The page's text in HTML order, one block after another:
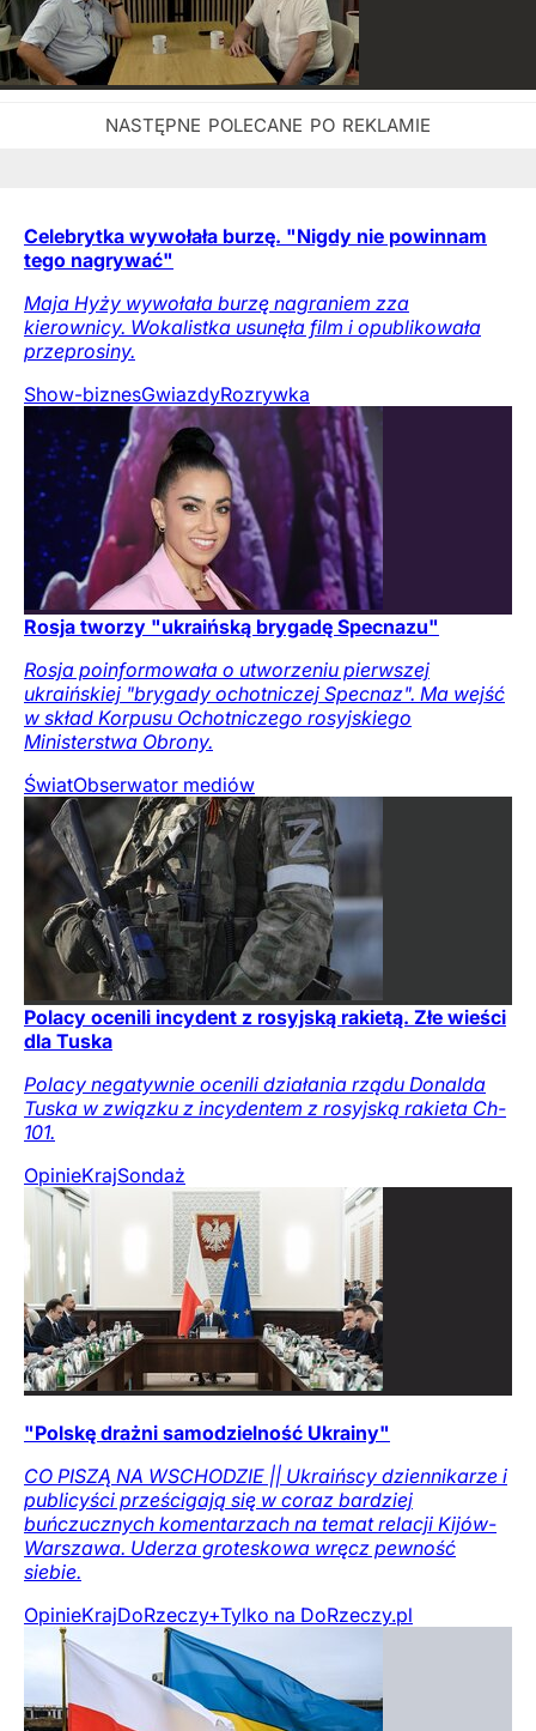
Celebrytka wywołała burzę. "Nigdy nie powinnam
tego nagrywać"
Maja Hyży wywołała burzę nagraniem zza
kierownicy. Wokalistka usunęła film i opublikowała
przeprosiny.
Show-biznesGwiazdyRozrywka
Rosja tworzy "ukraińską brygadę Specnazu"
Rosja poinformowała o utworzeniu pierwszej
ukraińskiej "brygady ochotniczej Specnaz". Ma wejść
w skład Korpusu Ochotniczego rosyjskiego
Ministerstwa Obrony.
ŚwiatObserwator mediów
Polacy ocenili incydent z rosyjską rakietą. Złe wieści
dla Tuska
Polacy negatywnie ocenili działania rządu Donalda
Tuska w związku z incydentem z rosyjską rakieta Ch-
101.
OpinieKrajSondaż
"Polskę drażni samodzielność Ukrainy"
CO PISZĄ NA WSCHODZIE || Ukraińscy dziennikarze i
publicyści prześcigają się w coraz bardziej
buńczucznych komentarzach na temat relacji Kijów-
Warszawa. Uderza groteskowa wręcz pewność
siebie.
OpinieKrajDoRzeczy+Tylko na DoRzeczy.pl